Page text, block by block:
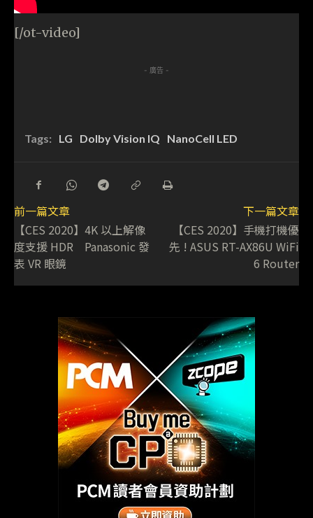
[/ot-video]
- 廣告 -
Tags: LG Dolby Vision IQ NanoCell LED
前一篇文章
【CES 2020】4K 以上解像
度支援 HDR Panasonic 發
表 VR 眼鏡
下一篇文章
【CES 2020】手機打機優
先 ! ASUS RT-AX86U WiFi
6 Router